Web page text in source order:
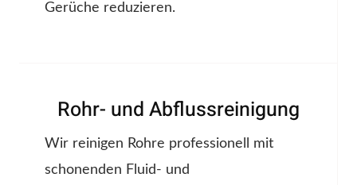
Gerüche reduzieren.
Rohr- und Abflussreinigung
Wir reinigen Rohre professionell mit
schonenden Fluid- und